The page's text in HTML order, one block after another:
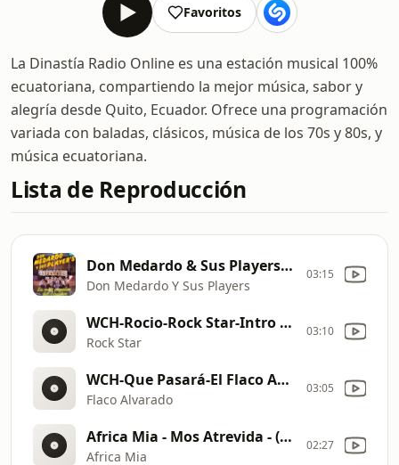
Favoritos
La Dinastía Radio Online es una estación musical 100%
ecuatoriana, compartiendo la mejor música, sabor y
alegría desde Quito, Ecuador. Ofrece una programación
variada con baladas, clásicos, música de los 70s y 80s, y
música ecuatoriana.
Lista de Reproducción
Don Medardo & Sus Players - Llorando Se Fue - (Dj Nitro Victor Cuenca - Intro Outro Break Stable) - 108 - Bpm - ER
Don Medardo Y Sus Players
03:15
WCH-Rocio-Rock Star-Intro Melody-Steady-Wilson Chabla
Rock Star
03:10
WCH-Que Pasará-El Flaco ALvarado-Intro Melody-Steady-Wilson Chabla
Flaco Alvarado
03:05
Africa Mia - Mos Atrevida - (Dj Nitro Victor Cuenca - Intro Hype Stable) - 108 - Bpm - ER
Africa Mia
02:27